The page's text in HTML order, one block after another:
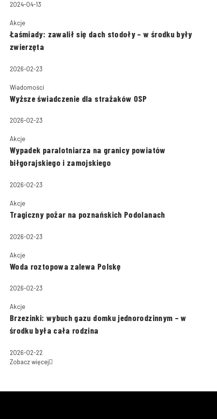
2024-04-13
Akcje
Łaśmiady: zawalił się dach stodoły – w środku były
zwierzęta
2026-02-23
Wiadomości
Wyższe świadczenie dla strażaków OSP
2026-02-23
Akcje
Wypadek paralotniarza na granicy powiatów
biłgorajskiego i zamojskiego
2026-02-23
Akcje
Tragiczny pożar na poznańskich Podolanach
2026-02-23
Akcje
Woda roztopowa zalewa Polskę
2026-02-23
Akcje
Brzezinki: wybuch gazu domku jednorodzinnym – w
środku była cała rodzina
2026-02-22
Zobacz więcej